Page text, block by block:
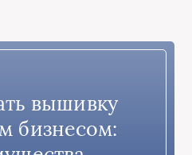
вышивку
бизнесом: